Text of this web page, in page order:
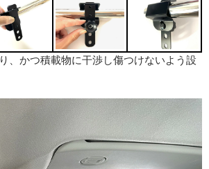
、かつ積載物に干渉し傷つけないよう設